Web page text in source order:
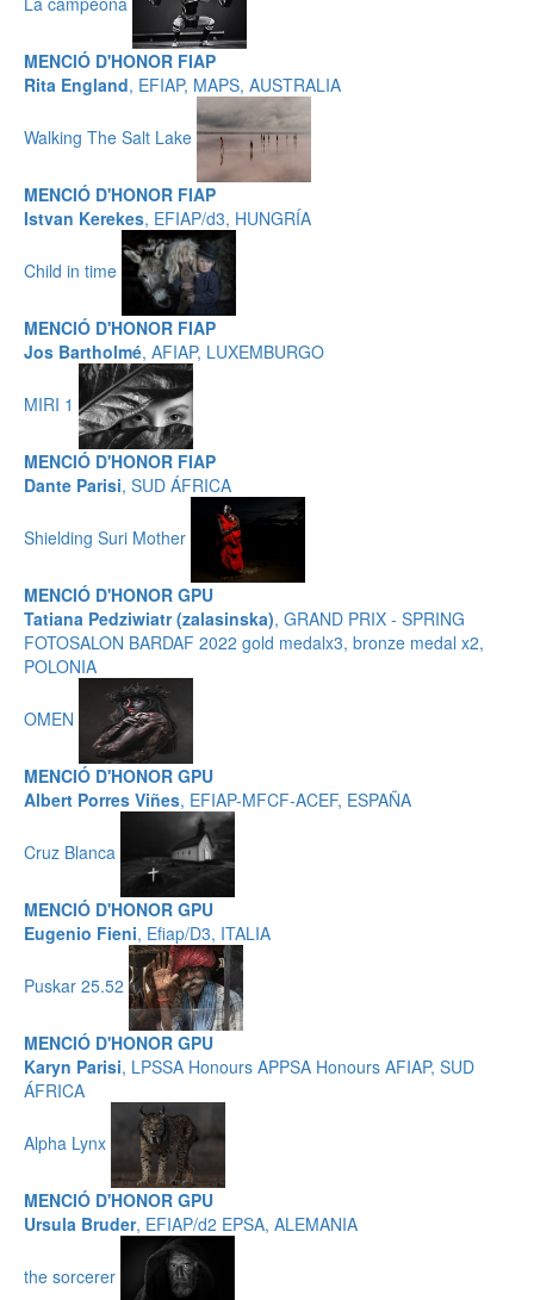
MENCIÓ D'HONOR FIAP
Rita England, EFIAP, MAPS, AUSTRALIA
Walking The Salt Lake
MENCIÓ D'HONOR FIAP
Istvan Kerekes, EFIAP/d3, HUNGRÍA
Child in time
MENCIÓ D'HONOR FIAP
Jos Bartholmé, AFIAP, LUXEMBURGO
MIRI 1
MENCIÓ D'HONOR FIAP
Dante Parisi, SUD ÁFRICA
Shielding Suri Mother
MENCIÓ D'HONOR GPU
Tatiana Pedziwiatr (zalasinska), GRAND PRIX - SPRING
FOTOSALON BARDAF 2022 gold medalx3, bronze medal x2,
POLONIA
OMEN
MENCIÓ D'HONOR GPU
Albert Porres Viñes, EFIAP-MFCF-ACEF, ESPAÑA
Cruz Blanca
MENCIÓ D'HONOR GPU
Eugenio Fieni, Efiap/D3, ITALIA
Puskar 25.52
MENCIÓ D'HONOR GPU
Karyn Parisi, LPSSA Honours APPSA Honours AFIAP, SUD
ÁFRICA
Alpha Lynx
MENCIÓ D'HONOR GPU
Ursula Bruder, EFIAP/d2 EPSA, ALEMANIA
the sorcerer